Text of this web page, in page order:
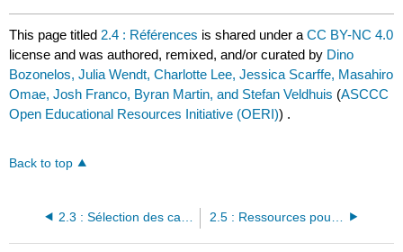
This page titled2.4 : Références is shared under aCC BY-NC 4.0
license and was authored, remixed, and/or curated by Dino
Bozonelos, Julia Wendt, Charlotte Lee, Jessica Scarffe, Masahiro
Omae, Josh Franco, Byran Martin, and Stefan Veldhuis (ASCCC
Open Educational Resources Initiative (OERI)) .
Back to top